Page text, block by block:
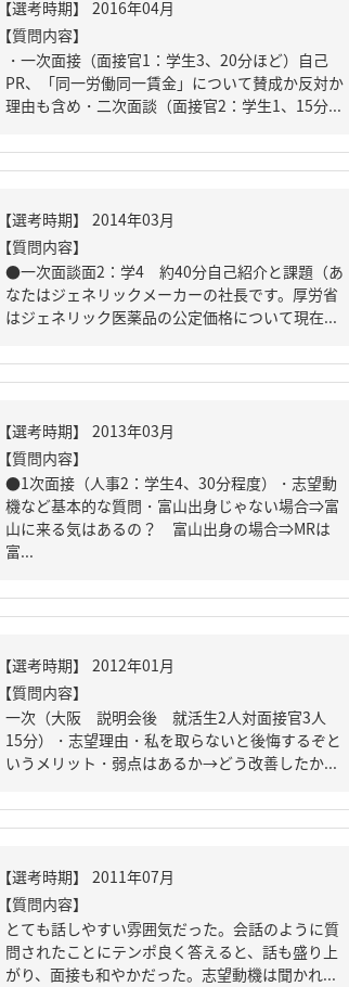
【質問内容】
・一次面接（面接官1：学生3、20分ほど）自己
PR、「同一労働同一賃金」について賛成か反対か
理由も含め・二次面談（面接官2：学生1、15分...
【質問内容】
●一次面談面2：学4 約40分自己紹介と課題（あ
なたはジェネリックメーカーの社長です。厚労省
はジェネリック医薬品の公定価格について現在...
【質問内容】
●1次面接（人事2：学生4、30分程度）・志望動
機など基本的な質問・富山出身じゃない場合⇒富
山に来る気はあるの？ 富山出身の場合⇒MRは
富...
【質問内容】
一次（大阪 説明会後 就活生2人対面接官3人
15分）・志望理由・私を取らないと後悔するぞと
いうメリット・弱点はあるか→どう改善したか...
【質問内容】
とても話しやすい雰囲気だった。会話のように質
問されたことにテンポ良く答えると、話も盛り上
がり、面接も和やかだった。志望動機は聞かれ...